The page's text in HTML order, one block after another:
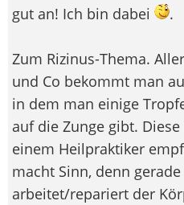
gut an! Ich bin dabei
.
Zum Rizinus-Thema.
und Co bekommt man
in dem man einige
auf die Zunge gibt.
einem Heilpraktiker
macht Sinn, denn
arbeitet/repariert der